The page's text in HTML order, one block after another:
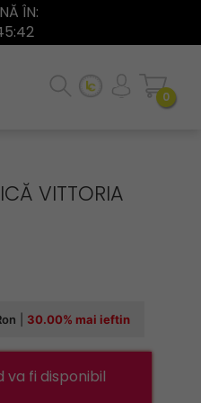
ÎN:
0
VITTORIA
fi disponibil